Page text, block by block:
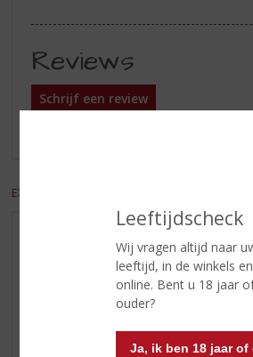
Leeftijdscheck
Wij vragen altijd naar
leeftijd, in de winkels
online. Bent u 18 jaar
ouder?
Ja, ik ben 18 jaar of
Reviews
Schrijf een review
EXCL. BTW
AANBIEDINGEN
WIJN VAN DE MAAND
WHISKY VAN DE MAAND
BIER VAN DE MAAND